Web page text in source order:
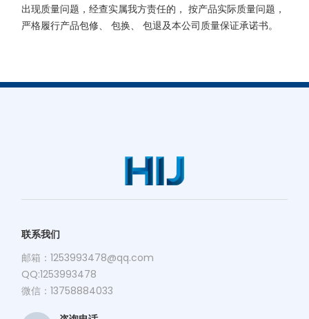
出现质量问题，经查实属我方责任的， 按产品实际质量问题，
严格履行产品包修、 包换、 包退及本公司质量保证承诺书。
联系我们
邮箱：1253993478@qq.com
QQ:1253993478
微信：13758884033